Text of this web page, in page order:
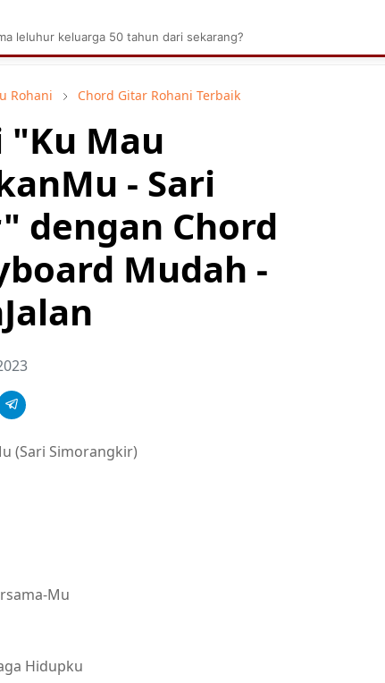
Pabrik Kelapa Sawit Tarombo Batak
Rohani Chord Gitar Rohani Terbaik
"Ku Mau
- Sari
dengan Chord
Mudah -
(Sari Simorangkir)
Mu
Hidupku
leluhur keluarga 50 tahun dari sekarang?